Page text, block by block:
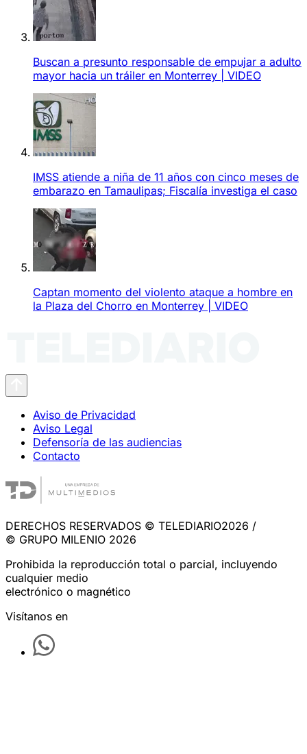
Buscan a presunto responsable de empujar a adulto
mayor hacia un tráiler en Monterrey | VIDEO
IMSS atiende a niña de 11 años con cinco meses de
embarazo en Tamaulipas; Fiscalía investiga el caso
Captan momento del violento ataque a hombre en
la Plaza del Chorro en Monterrey | VIDEO
Aviso de Privacidad
Aviso Legal
Defensoría de las audiencias
Contacto
DERECHOS RESERVADOS © TELEDIARIO2026 /
© GRUPO MILENIO 2026
Prohibida la reproducción total o parcial, incluyendo
cualquier medio
electrónico o magnético
Visítanos en